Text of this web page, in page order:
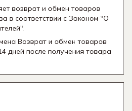
возврат и обмен товаров
в соответствии с Законом "О
Возврат и обмен товаров
дней после получения товара